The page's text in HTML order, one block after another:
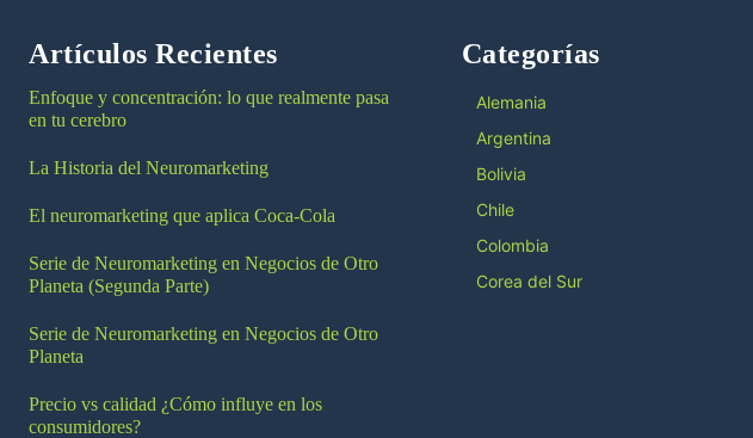
Artículos Recientes
Enfoque y concentración: lo que realmente pasa
en tu cerebro
La Historia del Neuromarketing
El neuromarketing que aplica Coca-Cola
Serie de Neuromarketing en Negocios de Otro
Planeta (Segunda Parte)
Serie de Neuromarketing en Negocios de Otro
Planeta
Precio vs calidad ¿Cómo influye en los
consumidores?
Categorías
Alemania
Argentina
Bolivia
Chile
Colombia
Corea del Sur